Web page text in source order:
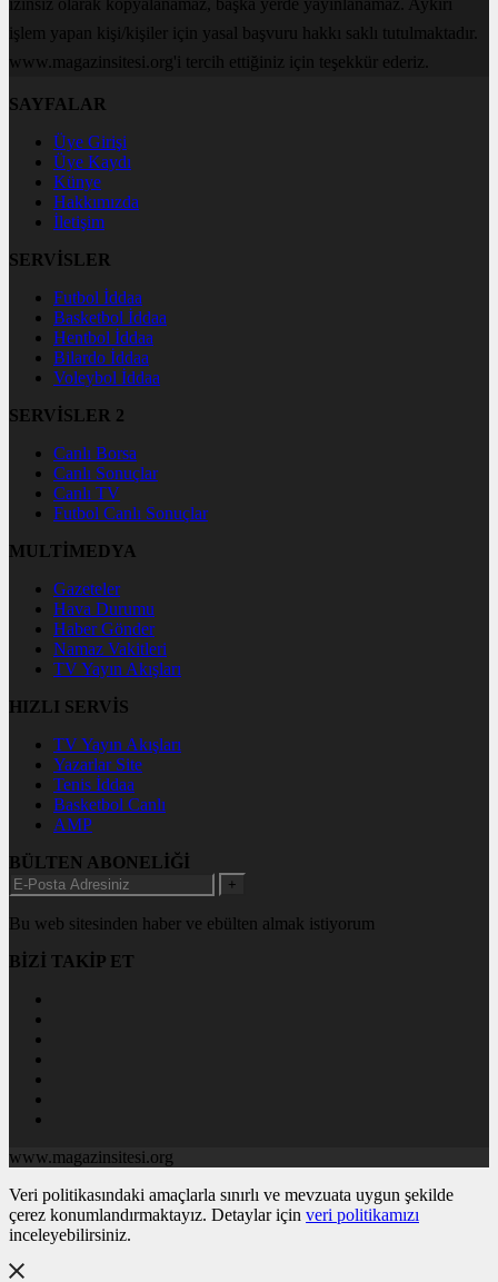
işlem yapan kişi/kişiler için yasal başvuru hakkı saklı tutulmaktadır.
www.magazinsitesi.org'i tercih ettiğiniz için teşekkür ederiz.
SAYFALAR
Üye Girişi
Üye Kaydı
Künye
Hakkımızda
İletişim
SERVİSLER
Futbol İddaa
Basketbol İddaa
Hentbol İddaa
Bilardo İddaa
Voleybol İddaa
SERVİSLER 2
Canlı Borsa
Canlı Sonuçlar
Canlı TV
Futbol Canlı Sonuçlar
MULTİMEDYA
Gazeteler
Hava Durumu
Haber Gönder
Namaz Vakitleri
TV Yayın Akışları
HIZLI SERVİS
TV Yayın Akışları
Yazarlar Site
Tenis İddaa
Basketbol Canlı
AMP
BÜLTEN ABONELİĞİ
+
Bu web sitesinden haber ve ebülten almak istiyorum
BİZİ TAKİP ET
www.magazinsitesi.org
Veri politikasındaki amaçlarla sınırlı ve mevzuata uygun şekilde
çerez konumlandırmaktayız. Detaylar için veri politikamızı
inceleyebilirsiniz.